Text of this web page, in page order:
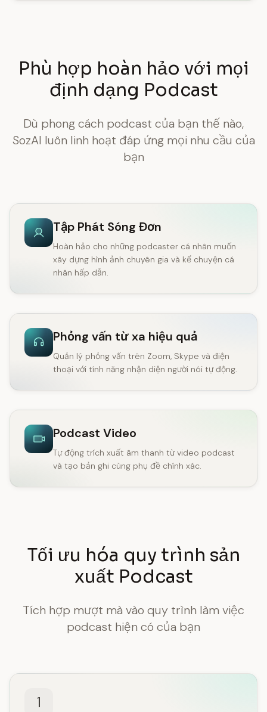
Phù hợp hoàn hảo với mọi
định dạng Podcast
Dù phong cách podcast của bạn thế nào,
SozAI luôn linh hoạt đáp ứng mọi nhu cầu của
bạn
Tập Phát Sóng Đơn
Hoàn hảo cho những podcaster cá nhân muốn
xây dựng hình ảnh chuyên gia và kể chuyện cá
nhân hấp dẫn.
Phỏng vấn từ xa hiệu quả
Quản lý phỏng vấn trên Zoom, Skype và điện
thoại với tính năng nhận diện người nói tự động.
Podcast Video
Tự động trích xuất âm thanh từ video podcast
và tạo bản ghi cùng phụ đề chính xác.
Tối ưu hóa quy trình sản
xuất Podcast
Tích hợp mượt mà vào quy trình làm việc
podcast hiện có của bạn
1